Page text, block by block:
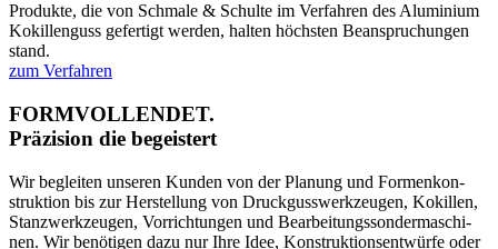
Pro­duk­te, die von Schma­le & Schul­te im Ver­fah­ren des Alu­mi­ni­um
Kokil­len­guss gefer­tigt wer­den, hal­ten höchs­ten Bean­spru­chun­gen
stand.
zum Ver­fah­ren
FORMVOLLENDET.
Prä­zi­si­on die begeis­tert
Wir beglei­ten unse­ren Kun­den von der Pla­nung und For­men­kon­
struk­ti­on bis zur Her­stel­lung von Druck­guss­werk­zeu­gen, Kokil­len,
Stanz­werk­zeu­gen, Vor­rich­tun­gen und Bear­bei­tungs­son­der­ma­schi­
nen. Wir benö­ti­gen dazu nur Ihre Idee, Kon­struk­ti­ons­ent­wür­fe oder